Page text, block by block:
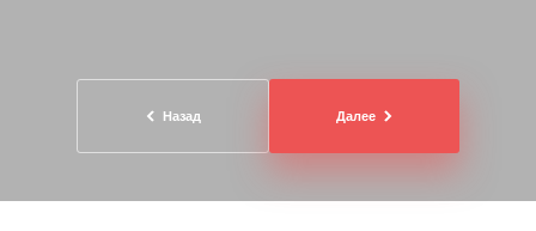
Назад Далее